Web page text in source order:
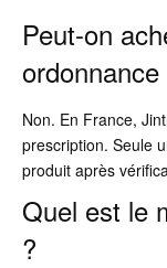
Peut-on
ordonnance
Non. En France,
prescription. Seule
produit après
Quel est le
?